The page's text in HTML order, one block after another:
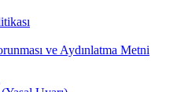
ve Aydınlatma Metni